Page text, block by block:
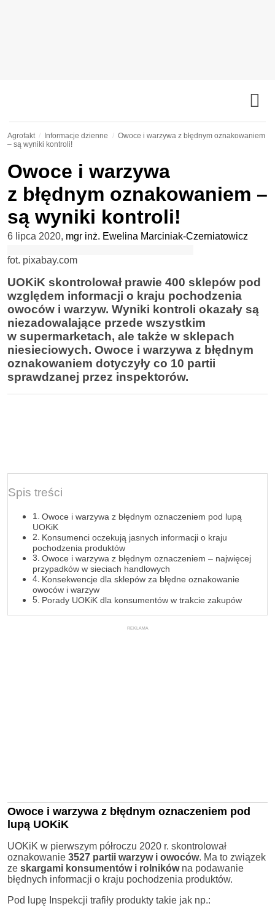
Agrofakt Informacje dzienne
Owoce i warzywa z błędnym oznakowaniem
– są wyniki kontroli!
Owoce i warzywa
z błędnym oznakowaniem –
są wyniki kontroli!
6 lipca 2020, mgr inż. Ewelina Marciniak-Czerniatowicz
fot. pixabay.com
UOKiK skontrolował prawie 400 sklepów pod
względem informacji o kraju pochodzenia
owoców i warzyw. Wyniki kontroli okazały są
niezadowalające przede wszystkim
w supermarketach, ale także w sklepach
niesieciowych. Owoce i warzywa z błędnym
oznakowaniem dotyczyły co 10 partii
sprawdzanej przez inspektorów.
Spis treści
Owoce i warzywa z błędnym oznaczeniem pod lupą
UOKiK
Konsumenci oczekują jasnych informacji o kraju
pochodzenia produktów
Owoce i warzywa z błędnym oznaczeniem – najwięcej
przypadków w sieciach handlowych
Konsekwencje dla sklepów za błędne oznakowanie
owoców i warzyw
Porady UOKiK dla konsumentów w trakcie zakupów
REKLAMA
Owoce i warzywa z błędnym oznaczeniem pod
lupą UOKiK
UOKiK w pierwszym półroczu 2020 r. skontrolował
oznakowanie 3527 partii warzyw i owoców. Ma to związek
ze skargami konsumentów i rolnikówna podawanie
błędnych informacji o kraju pochodzenia produktów.
Pod lupę Inspekcji trafiły produkty takie jak np.: